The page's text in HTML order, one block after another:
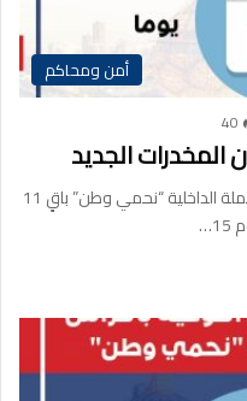
أمن ومحاكم
40
“الوفاق” تشارك في التوعية بالتزامن مع حملة الداخلية “نحمي وطن” باقٍ 11